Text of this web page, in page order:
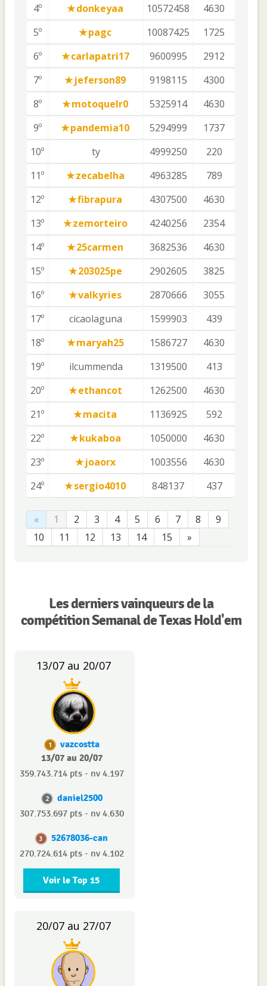
4º
donkeyaa 10572458
4630
5º
pagc 10087425
1725
6º
carlapatri17 9600995
2912
7º
jeferson89 9198115
4300
8º
motoquelr0 5325914
4630
9º
pandemia10 5294999
1737
10º
ty 4999250
220
11º
zecabelha 4963285
789
12º
fibrapura 4307500
4630
13º
zemorteiro 4240256
2354
14º
25carmen 3682536
4630
15º
203025pe 2902605
3825
16º
valkyries 2870666
3055
17º
cicaolaguna 1599903
439
18º
maryah25 1586727
4630
19º
ilcummenda 1319500
413
20º
ethancot 1262500
4630
21º
macita 1136925
592
22º
kukaboa 1050000
4630
23º
joaorx 1003556
4630
24º
sergio4010 848137 437
« 1 2 3 4 5 6 7 8
9
10
11 12 13 14 15 »
Les derniers vainqueurs de la
compétition Semanal de Texas Hold'em
13/07 au 20/07
1
vazcostta
13/07 au 20/07
359.743.714 pts - nv 4.197
2 daniel2500
307.753.697 pts - nv 4.630
3 52678036-can
270.724.614 pts - nv 4.102
Voir le Top 15
20/07 au 27/07